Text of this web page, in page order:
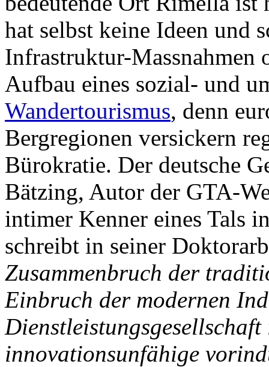
hat selbst keine Ideen und
Infrastruktur-Massnahmen
Aufbau eines sozial- und
Wandertourismus, denn
Bergregionen versickern
Bürokratie. Der deutsche
Bätzing, Autor der GTA-
intimer Kenner eines Tals
schreibt in seiner
Zusammenbruch der
Einbruch der modernen
innovationsunfähige